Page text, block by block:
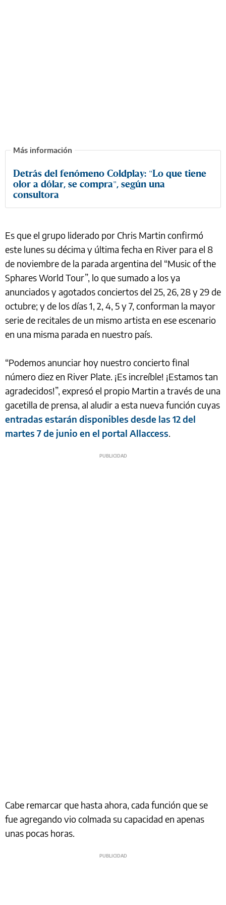
Detrás del fenómeno Coldplay: "Lo que tiene
olor a dólar, se compra", según una
consultora
Es que el grupo liderado por Chris Martin confirmó
este lunes su décima y última fecha en River para el 8
de noviembre de la parada argentina del “Music of the
Sphares World Tour”, lo que sumado a los ya
anunciados y agotados conciertos del 25, 26, 28 y 29 de
octubre; y de los días 1, 2, 4, 5 y 7, conforman la mayor
serie de recitales de un mismo artista en ese escenario
en una misma parada en nuestro país.
“Podemos anunciar hoy nuestro concierto final
número diez en River Plate. ¡Es increíble! ¡Estamos tan
agradecidos!”, expresó el propio Martin a través de una
gacetilla de prensa, al aludir a esta nueva función cuyas
entradas estarán disponibles desde las 12 del
martes 7 de junio en el portal Allaccess.
Cabe remarcar que hasta ahora, cada función que se
fue agregando vio colmada su capacidad en apenas
unas pocas horas.